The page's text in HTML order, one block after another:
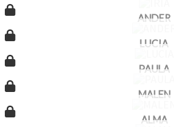
ANDER
LUCIA
PAULA
MALEN
ALMA